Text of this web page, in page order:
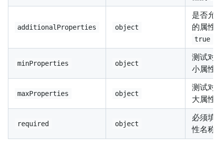
additionalProperties object
是否允
的属性
true
minProperties object
测试对
小属性
maxProperties object
测试对
大属性
required object
必须填
性名称